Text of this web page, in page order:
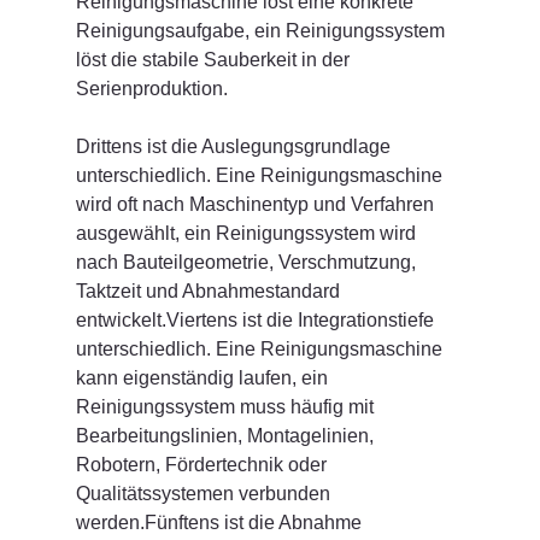
Reinigungsaufgabe, ein Reinigungssystem
löst die stabile Sauberkeit in der
Serienproduktion.
Drittens ist die Auslegungsgrundlage
unterschiedlich. Eine Reinigungsmaschine
wird oft nach Maschinentyp und Verfahren
ausgewählt, ein Reinigungssystem wird
nach Bauteilgeometrie, Verschmutzung,
Taktzeit und Abnahmestandard
entwickelt.Viertens ist die Integrationstiefe
unterschiedlich. Eine Reinigungsmaschine
kann eigenständig laufen, ein
Reinigungssystem muss häufig mit
Bearbeitungslinien, Montagelinien,
Robotern, Fördertechnik oder
Qualitätssystemen verbunden
werden.Fünftens ist die Abnahme